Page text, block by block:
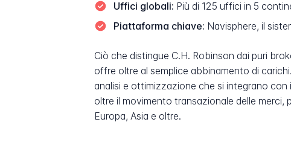
Uffici globali: Più di 125 uffici in 5
Piattaforma chiave: Navisphere, il
Ciò che distingue C.H. Robinson dai puri
offre oltre al semplice abbinamento di
analisi e ottimizzazione che si integrano
oltre il movimento transazionale delle merci,
Europa, Asia e oltre.